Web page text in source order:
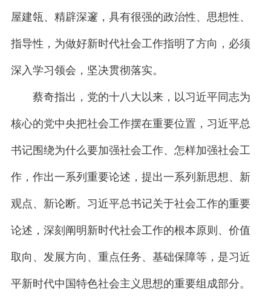
屋建瓴、精辟深邃，具有很强的政治性、思想性、
指导性，为做好新时代社会工作指明了方向，必须
深入学习领会，坚决贯彻落实。
蔡奇指出，党的十八大以来，以习近平同志为
核心的党中央把社会工作摆在重要位置，习近平总
书记围绕为什么要加强社会工作、怎样加强社会工
作，作出一系列重要论述，提出一系列新思想、新
观点、新论断。习近平总书记关于社会工作的重要
论述，深刻阐明新时代社会工作的根本原则、价值
取向、发展方向、重点任务、基础保障等，是习近
平新时代中国特色社会主义思想的重要组成部分。